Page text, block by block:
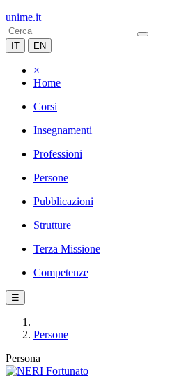
unime.it
IT EN
×
Home
Corsi
Insegnamenti
Professioni
Persone
Pubblicazioni
Strutture
Terza Missione
Competenze
☰
Persone
Persona